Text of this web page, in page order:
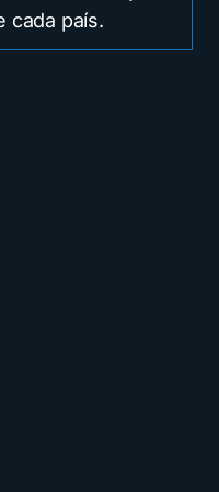
cada país.